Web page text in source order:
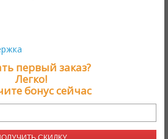
первый заказ?
Легко!
бонус сейчас